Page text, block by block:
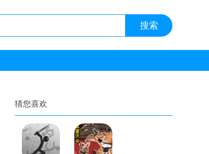
猜您喜欢